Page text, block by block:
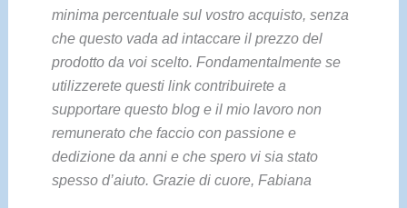
minima percentuale sul vostro acquisto, senza
che questo vada ad intaccare il prezzo del
prodotto da voi scelto. Fondamentalmente se
utilizzerete questi link contribuirete a
supportare questo blog e il mio lavoro non
remunerato che faccio con passione e
dedizione da anni e che spero vi sia stato
spesso d’aiuto. Grazie di cuore, Fabiana